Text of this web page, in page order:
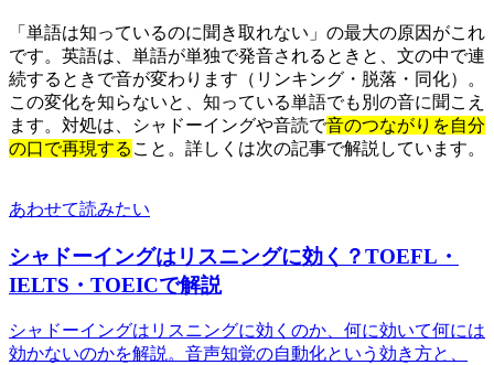
「単語は知っているのに聞き取れない」の最大の原因がこれ
です。英語は、単語が単独で発音されるときと、文の中で連
続するときで音が変わります（リンキング・脱落・同化）。
この変化を知らないと、知っている単語でも別の音に聞こえ
ます。対処は、シャドーイングや音読で音のつながりを自分
の口で再現する こと。詳しくは次の記事で解説しています。
あわせて読みたい
シャドーイングはリスニングに効く？TOEFL・
IELTS・TOEICで解説
シャドーイングはリスニングに効くのか、何に効いて何には
効かないのかを解説。音声知覚の自動化という効き方と、